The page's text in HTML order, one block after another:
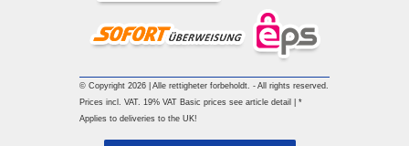
© Copyright 2026 | Alle rettigheter forbeholdt. - All rights reserved.
Prices incl. VAT. 19% VAT Basic prices see article detail | *
Applies to deliveries to the UK!